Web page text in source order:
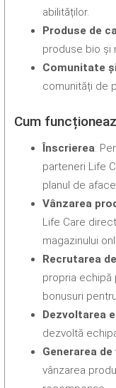
abilităților.
Produse de
produse bio și
Comunitate
comunități de
Cum
Înscrierea:
parteneri Life
planul de
Vânzarea
Life Care
magazinului
Recrutarea
propria echipă
bonusuri
Dezvoltarea
dezvoltă
Generarea
vânzarea